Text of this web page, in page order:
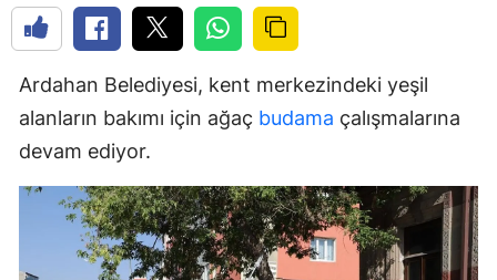
Ardahan Belediyesi, kent merkezindeki yeşil
alanların bakımı için ağaç budama çalışmalarına
devam ediyor.